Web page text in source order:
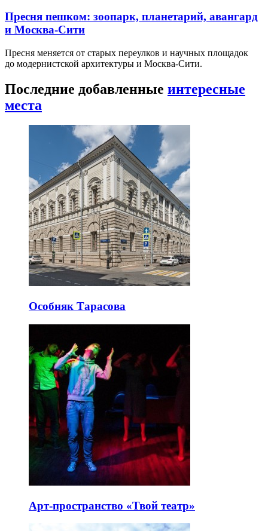
Пресня пешком: зоопарк, планетарий, авангард
и Москва-Сити
Пресня меняется от старых переулков и научных площадок
до модернистской архитектуры и Москва-Сити.
Последние добавленные интересные
места
Особняк Тарасова
Арт-пространство «Твой театр»